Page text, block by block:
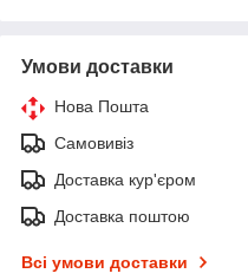
Умови доставки
Нова Пошта
Самовивіз
Доставка кур'єром
Доставка поштою
Всі умови доставки